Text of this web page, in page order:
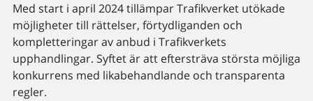
Med start i april 2024 tillämpar Trafikverket utökade
möjligheter till rättelser, förtydliganden och
kompletteringar av anbud i Trafikverkets
upphandlingar. Syftet är att eftersträva största möjliga
konkurrens med likabehandlande och transparenta
regler.